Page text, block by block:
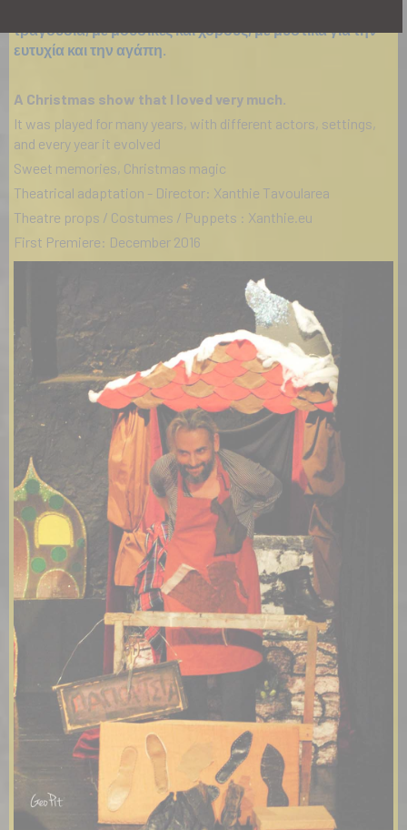
τραγούδια, με μουσικές και χορούς, με μυστικά για την
ευτυχία και την αγάπη.
A Christmas show that I loved very much.
It was played for many years, with different actors, settings,
and every year it evolved
Sweet memories, Christmas magic
Theatrical adaptation - Director: Xanthie Tavoularea
Theatre props / Costumes / Puppets : Xanthie.eu
First Premiere: December 2016